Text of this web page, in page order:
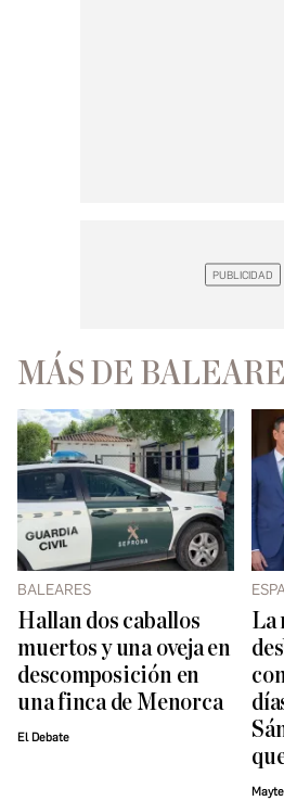
MÁS DE
BALEARES
Hallan dos caballos
muertos y una oveja en
descomposición en
una finca de Menorca
El Debate
La